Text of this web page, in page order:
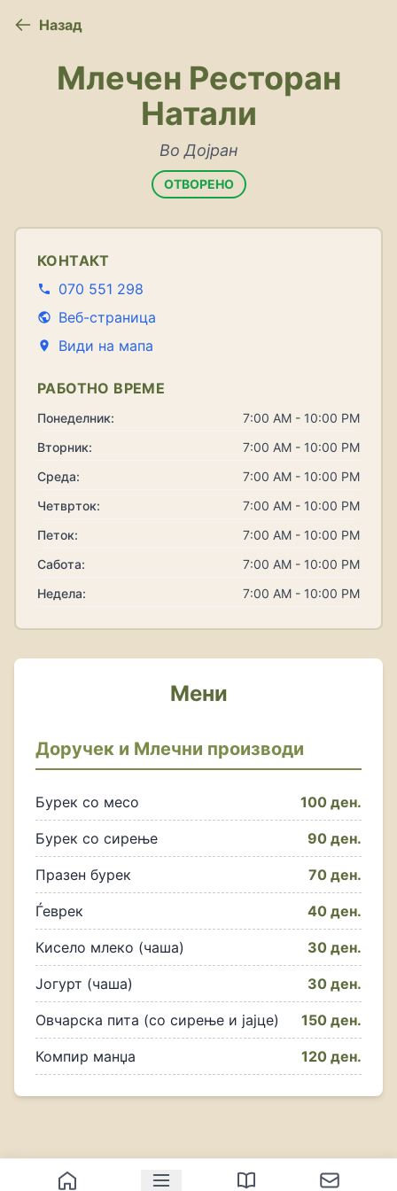
Назад
Млечен Ресторан
Натали
Во Дојран
ОТВОРЕНО
КОНТАКТ
070 551 298
Веб-страница
Види на мапа
РАБОТНО ВРЕМЕ
Понеделник:
7:00 AM - 10:00 PM
Вторник:
7:00 AM - 10:00 PM
Среда:
7:00 AM - 10:00 PM
Четврток:
7:00 AM - 10:00 PM
Петок:
7:00 AM - 10:00 PM
Сабота:
7:00 AM - 10:00 PM
Недела:
7:00 AM - 10:00 PM
Мени
Доручек и Млечни производи
Бурек со месо 100 ден.
Бурек со сирење 90 ден.
Празен бурек 70 ден.
Ѓеврек 40 ден.
Кисело млеко (чаша) 30 ден.
Јогурт (чаша) 30 ден.
Овчарска пита (со сирење и јајце) 150 ден.
Компир манџа 120 ден.